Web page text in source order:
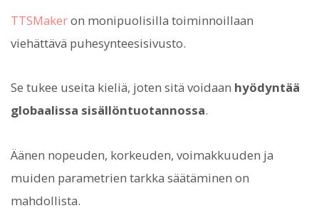
TTSMakeron monipuolisilla toiminnoillaan
viehättävä puhesynteesisivusto.
Se tukee useita kieliä, joten sitä voidaan hyödyntää
globaalissa sisällöntuotannossa.
Äänen nopeuden, korkeuden, voimakkuuden ja
muiden parametrien tarkka säätäminen on
mahdollista.